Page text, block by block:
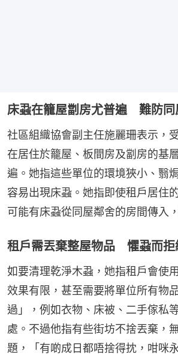
床蝨在籠屋劏房尤普遍 難防同
社區組織協會副主任施麗珊表示，
在居住於籠屋、板間房及劏房的基
遍。她指這些單位的環境狹小、翳
容易出現床蝨。她指即使租戶居住
可能有床蝨從同屋鄰舍的房間傳入
租戶需丟棄整屋物品 懼蝨而拒
如要清理乾淨木蝨，她指租戶會使
效果有限，甚至需要將單位所有物
過」，例如衣物、床被、二手傢私
處。不過他指有些街坊不捨丟棄，
題，「有啲成日都唔捨得抌，咁咪